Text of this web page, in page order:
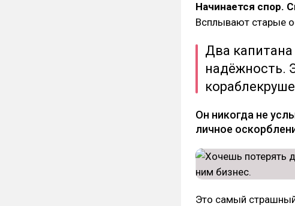
Начинается спор.
Всплывают старые
Два
надёжность.
Он никогда не
личное
Это самый страшный